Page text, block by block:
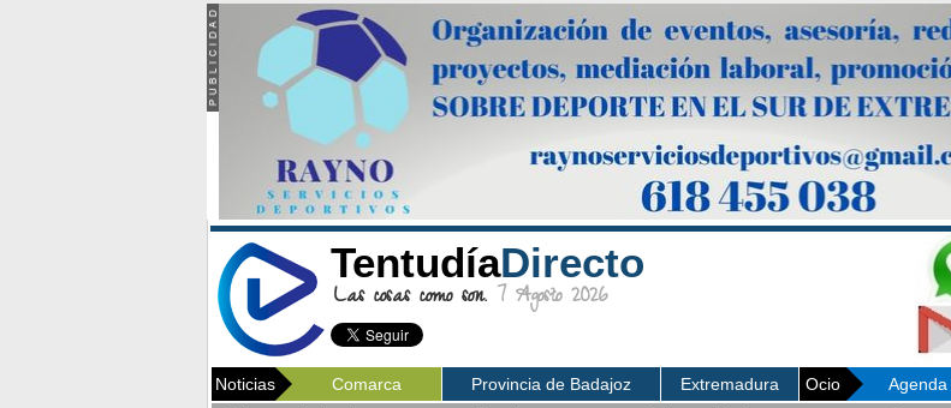
TentudíaDirecto
Las cosas como son. 7 Agosto 2026
Noticias Comarca Provincia de Badajoz Extremadura Ocio Agenda